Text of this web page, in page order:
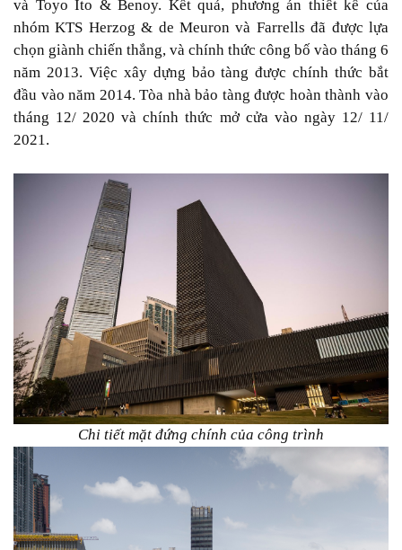
và Toyo Ito & Benoy. Kết quả, phương án thiết kế của
nhóm KTS Herzog & de Meuron và Farrells đã được lựa
chọn giành chiến thắng, và chính thức công bố vào tháng 6
năm 2013. Việc xây dựng bảo tàng được chính thức bắt
đầu vào năm 2014. Tòa nhà bảo tàng được hoàn thành vào
tháng 12/ 2020 và chính thức mở cửa vào ngày 12/ 11/
2021.
Chi tiết mặt đứng chính của công trình